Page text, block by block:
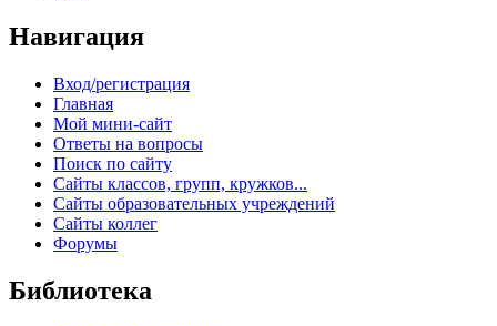
Навигация
Вход/регистрация
Главная
Мой мини-сайт
Ответы на вопросы
Поиск по сайту
Сайты классов, групп, кружков...
Сайты образовательных учреждений
Сайты коллег
Форумы
Библиотека